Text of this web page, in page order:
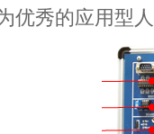
优秀的应用型